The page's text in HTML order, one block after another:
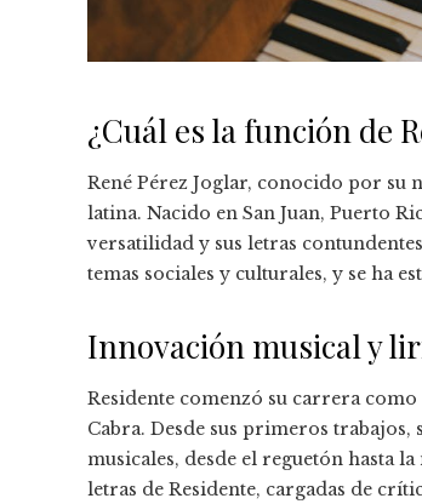
¿Cuál es la función de
René Pérez Joglar, conocido por su
latina. Nacido en San Juan, Puerto
versatilidad y sus letras
temas sociales y culturales, y se ha
Innovación musical y
Residente comenzó su carrera
Cabra. Desde sus primeros
musicales, desde el reguetón hasta
letras de Residente, cargadas de